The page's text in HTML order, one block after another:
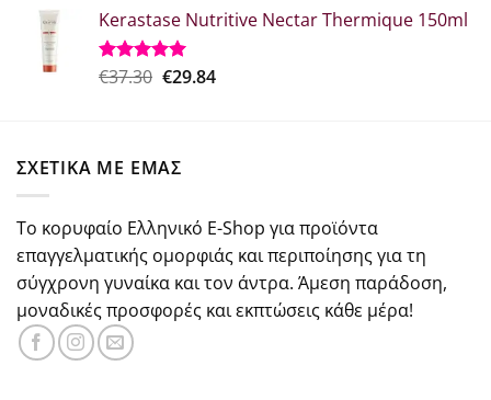
από 5
was:
€26.50.
τιμή
€18.50.
Kerastase Nutritive Nectar Thermique 150ml
Βαθμολογήθηκε
€37.30 Original
€29.84Η
ΣΧΕΤΙΚΑ ΜΕ ΕΜΑΣ
Το κορυφαίο Ελληνικό E-Shop για προϊόντα
επαγγελματικής ομορφιάς και περιποίησης για τη
σύγχρονη γυναίκα και τον άντρα. Άμεση παράδοση,
μοναδικές προσφορές και εκπτώσεις κάθε μέρα!